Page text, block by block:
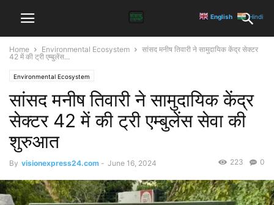
Home Environmental Ecosystem
सांसद मनीष तिवारी ने सामुदायिक केंद्र सेक्टर
42 में की ट्री एम्बुलेंस...
Environmental Ecosystem
सांसद मनीष तिवारी ने सामुदायिक केंद्र
सेक्टर 42 में की ट्री एम्बुलेंस सेवा की
शुरुआत
By visionexpress24.com - June 16, 2024 0
223
English Hindi